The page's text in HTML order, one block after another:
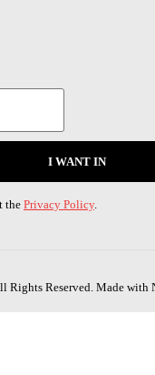
I WANT IN
thePrivacy Policy.
Rights Reserved. Made with